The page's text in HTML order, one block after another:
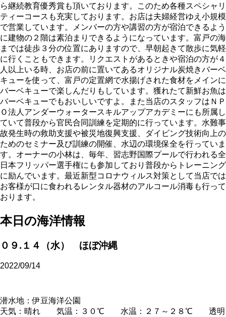
ら継続教育優秀賞も頂いております。このため各種スペシャリ
ティーコースも充実しております。お店は夫婦経営ゆえ小規模
で営業しています。メンバーの方や講習の方が宿泊できるよう
に建物の２階は素泊まりできるようになっています。富戸の海
までは徒歩３分の位置にありますので、早朝起きて散歩に気軽
に行くこともできます。リクエストがあるときや宿泊の方が４
人以上いる時、お店の前に置いてあるオリジナル炭焼きバーベ
キューを使って、富戸の定置網で水揚げされた食材をメインに
バーベキューで楽しんだりもしています。獲れたて新鮮お魚は
バーベキューでもおいしいですよ。また当店のスタッフはＮＰ
Ｏ法人アンダーウォータースキルアップアカデミーにも所属し
ていて普段から官民合同訓練を定期的に行っています。水難事
故発生時の救助支援や被災地復興支援、ダイビング技術向上の
ためのセミナー及び訓練の開催、水辺の環境保全を行っていま
す。オーナーの小林は、毎年、習志野国際プールで行われる全
日本フリッパー選手権にも参加しており普段からトレーニング
に励んでいます。最近新型コロナウィルス対策として当店では
お客様が口に食われるレンタル器材のアルコール消毒も行って
おります。
本日の海洋情報
０９.１４（水） ほぼ沖縄
2022/09/14
潜水地：伊豆海洋公園
天気：晴れ 気温：３０℃ 水温：２７～２８℃ 透明